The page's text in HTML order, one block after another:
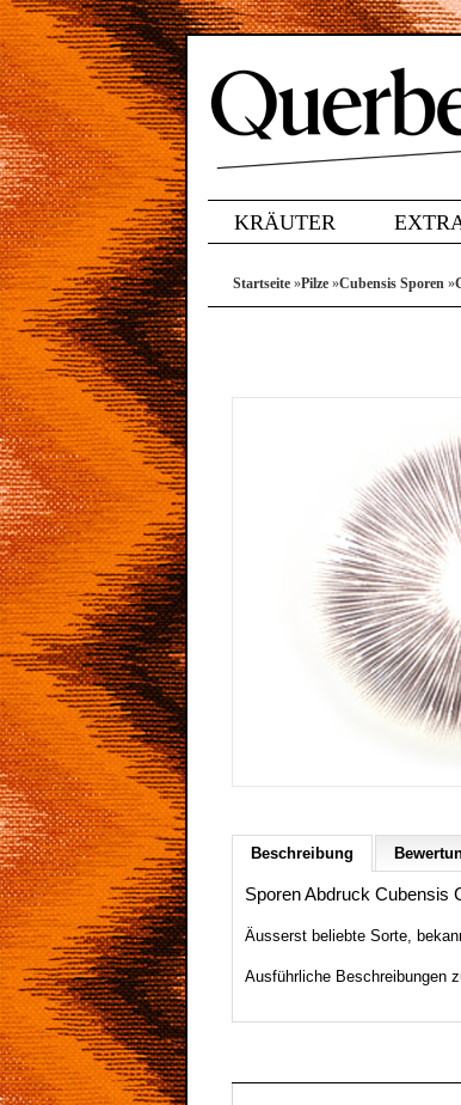
KRÄUTER
Startseite »Pilze »Cubensis Sporen »
Beschreibung
Sporen Abdruck Cubensis
Äusserst beliebte Sorte,
Ausführliche Beschreibungen